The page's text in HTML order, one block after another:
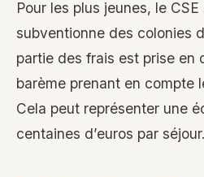
Pour les plus jeunes, le
subventionne des colonies
partie des frais est prise en
barème prenant en compte
Cela peut représenter une
centaines d’euros par séjour.